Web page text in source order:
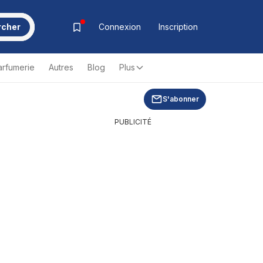
Connexion Inscription
Autres Blog Plus
S'abonner
PUBLICITÉ